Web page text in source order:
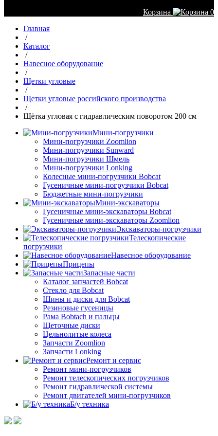
Корзина
0
Главная
/
Каталог
/
Навесное оборудование
/
Щетки угловые
/
Щетки угловые российского производства
/
Щётка угловая с гидравлическим поворотом 200 см
Мини-погрузчики
Мини-погрузчики Zoomlion
Мини-погрузчики Sunward
Мини-погрузчики Шмель
Мини-погрузчики Lonking
Колесные мини-погрузчики Bobcat
Гусеничные мини-погрузчики Bobcat
Бюджетные мини-погрузчики
Мини-экскаваторы
Гусеничные мини-экскаваторы Bobcat
Гусеничные мини-экскаваторы Zoomlion
Экскаваторы-погрузчики
Телескопические
погрузчики
Навесное оборудование
Прицепы
Запасные части
Каталог запчастей Bobcat
Стекло для Bobcat
Шины и диски для Bobcat
Резиновые гусеницы
Рама Bobtach и пальцы
Щеточные диски
Цельнолитые колеса
Запчасти Zoomlion
Запчасти Lonking
Ремонт и сервис
Ремонт мини-погрузчиков
Ремонт телескопических погрузчиков
Ремонт гидравлической системы
Ремонт двигателей мини-погрузчиков
Б/у техника